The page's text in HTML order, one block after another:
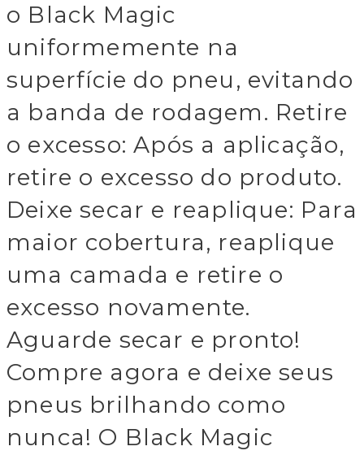
o Black Magic
uniformemente na
superfície do pneu, evitando
a banda de rodagem. Retire
o excesso: Após a aplicação,
retire o excesso do produto.
Deixe secar e reaplique: Para
maior cobertura, reaplique
uma camada e retire o
excesso novamente.
Aguarde secar e pronto!
Compre agora e deixe seus
pneus brilhando como
nunca! O Black Magic